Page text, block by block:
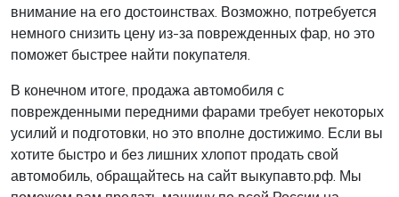
внимание на его достоинствах. Возможно, потребуется
немного снизить цену из-за поврежденных фар, но это
поможет быстрее найти покупателя.
В конечном итоге, продажа автомобиля с
поврежденными передними фарами требует некоторых
усилий и подготовки, но это вполне достижимо. Если вы
хотите быстро и без лишних хлопот продать свой
автомобиль, обращайтесь на сайт выкупавто.рф. Мы